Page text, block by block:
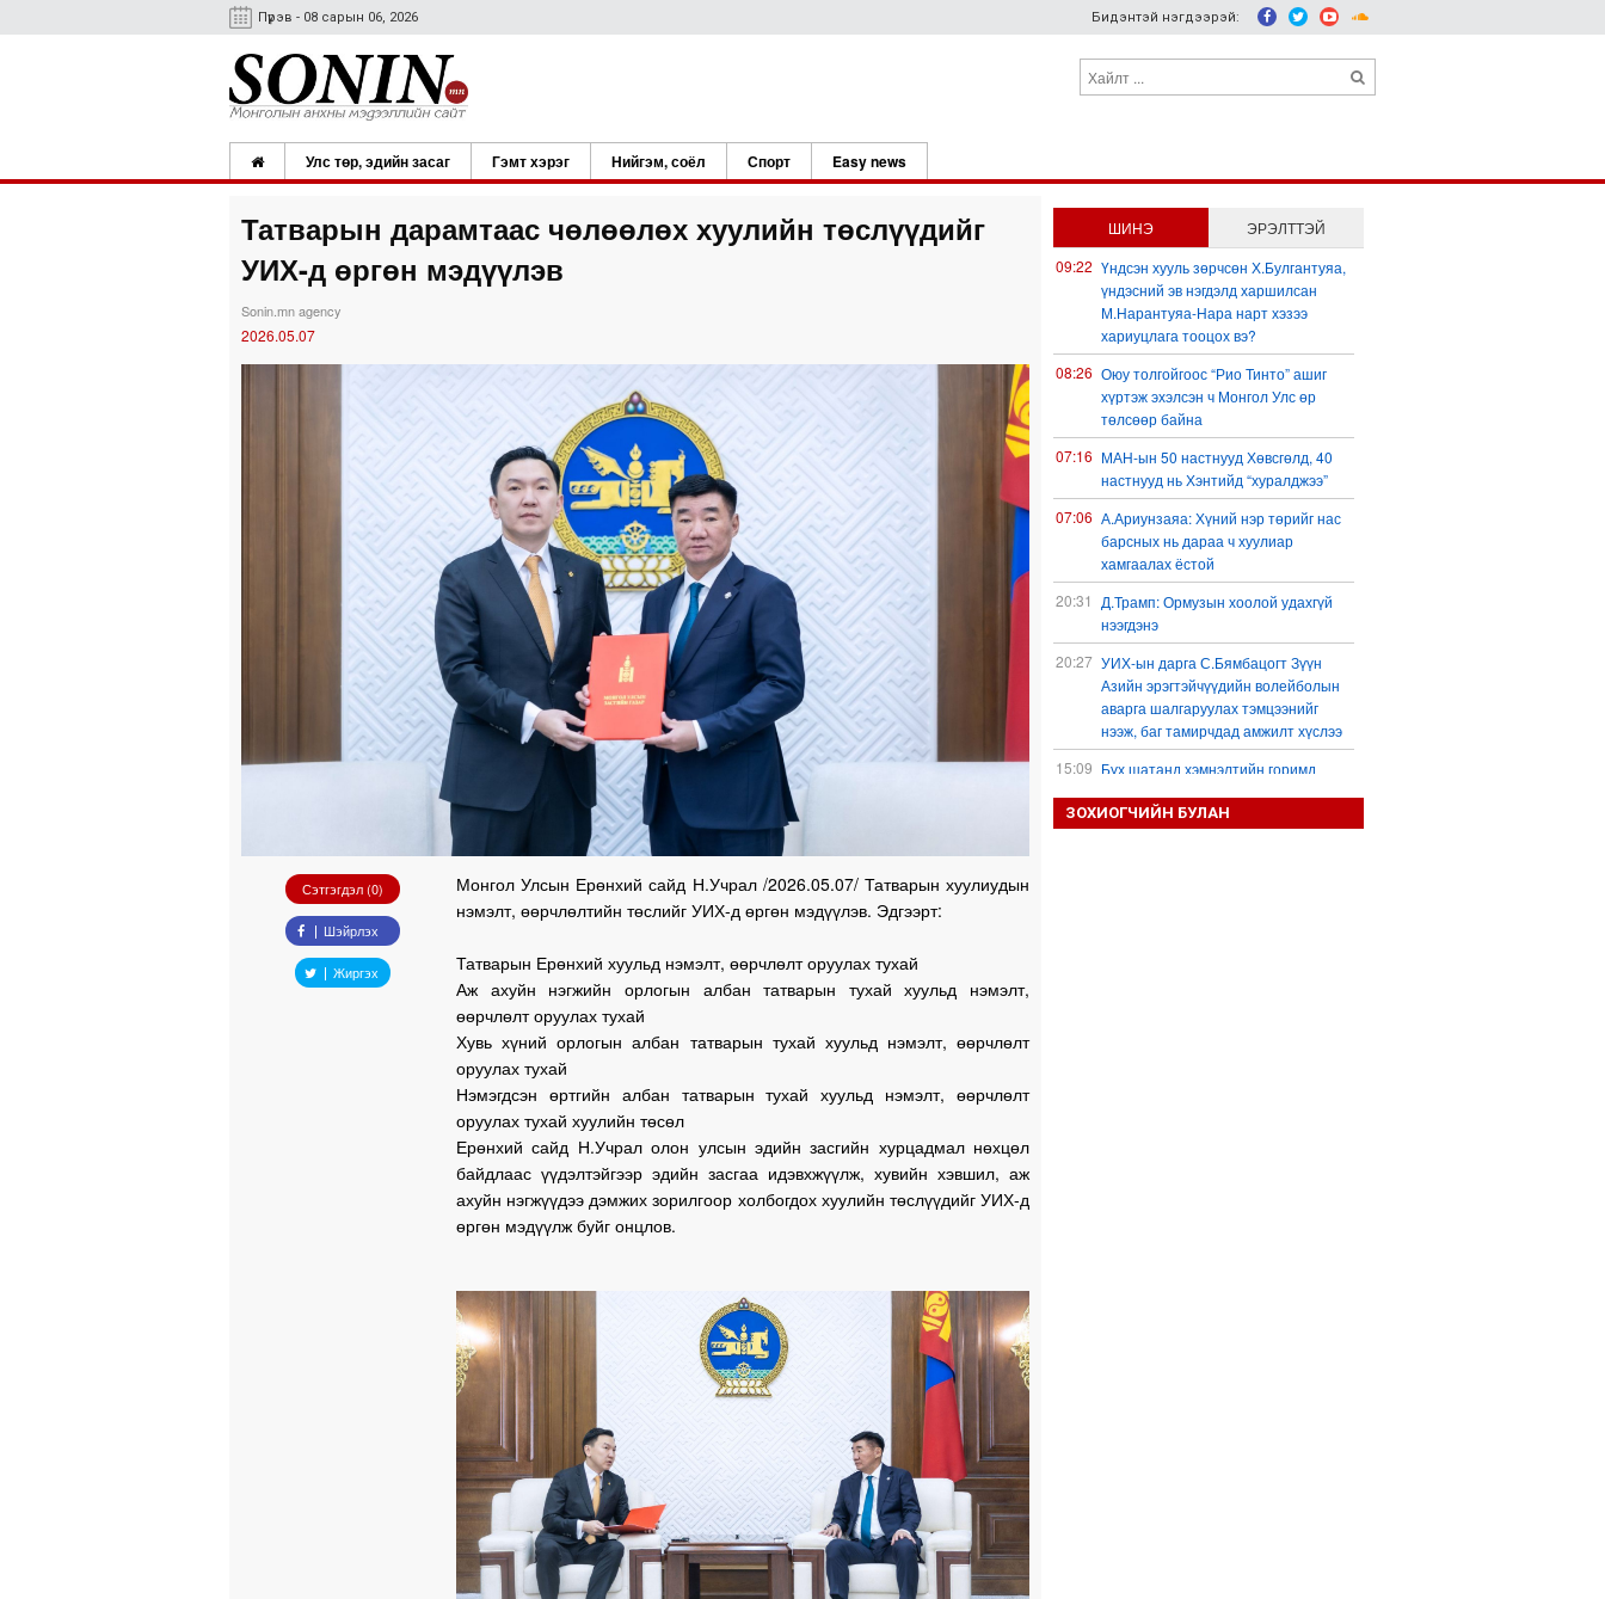
Пүрэв - 08 сарын 06, 2026 Бидэнтэй нэгдээрэй:
Улс төр, эдийн засаг Гэмт хэрэг Нийгэм, соёл Спорт Easy news
Татварын дарамтаас чөлөөлөх хуулийн төслүүдийг
УИХ-д өргөн мэдүүлэв
Sonin.mn agency
2026.05.07
Сэтгэгдэл (0)
Шэйрлэх
Жиргэх
Монгол Улсын Ерөнхий сайд Н.Учрал /2026.05.07/ Татварын хуулиудын
нэмэлт, өөрчлөлтийн төслийг УИХ-д өргөн мэдүүлэв. Эдгээрт:
Татварын Ерөнхий хуульд нэмэлт, өөрчлөлт оруулах тухай
Аж ахуйн нэгжийн орлогын албан татварын тухай хуульд нэмэлт,
өөрчлөлт оруулах тухай
Хувь хүний орлогын албан татварын тухай хуульд нэмэлт, өөрчлөлт
оруулах тухай
Нэмэгдсэн өртгийн албан татварын тухай хуульд нэмэлт, өөрчлөлт
оруулах тухай хуулийн төсөл
Ерөнхий сайд Н.Учрал олон улсын эдийн засгийн хурцадмал нөхцөл
байдлаас үүдэлтэйгээр эдийн засгаа идэвхжүүлж, хувийн хэвшил, аж
ахуйн нэгжүүдээ дэмжих зорилгоор холбогдох хуулийн төслүүдийг УИХ-д
өргөн мэдүүлж буйг онцлов.
ШИНЭ
ЭРЭЛТТЭЙ
09:22 Үндсэн хууль зөрчсөн Х.Булгантуяа,
үндэсний эв нэгдэлд харшилсан
М.Нарантуяа-Нара нарт хэзээ
хариуцлага тооцох вэ?
08:26 Оюу толгойгоос “Рио Тинто” ашиг
хүртэж эхэлсэн ч Монгол Улс өр
төлсөөр байна
07:16 МАН-ын 50 настнууд Хөвсгөлд, 40
настнууд нь Хэнтийд “хуралджээ”
07:06 А.Ариунзаяа: Хүний нэр төрийг нас
барсных нь дараа ч хуулиар
хамгаалах ёстой
20:31
Д.Трамп: Ормузын хоолой удахгүй
нээгдэнэ
20:27 УИХ-ын дарга С.Бямбацогт Зүүн
Азийн эрэгтэйчүүдийн волейболын
аварга шалгаруулах тэмцээнийг
нээж, баг тамирчдад амжилт хүслээ
15:09 Бүх шатанд хэмнэлтийн горимд
гадаад томилолтыг хориглолоо
ЗОХИОГЧИЙН БУЛАН